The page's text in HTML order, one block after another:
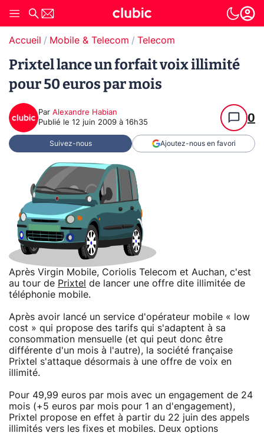
Accueil Mobile & Telecom Telecom
Prixtel lance un forfait voix illimité
pour 50 euros par mois
Par Alexandre Habian
Publié le 12 juin 2009 à 16h35 0
Suivez-nous Ajoutez-nous en favori
Après Virgin Mobile, Coriolis Telecom et Auchan, c'est
au tour de Prixtel de lancer une offre dite illimitée de
téléphonie mobile.
Après avoir lancé un service d'opérateur mobile « low
cost » qui propose des tarifs qui s'adaptent à sa
consommation mensuelle (et qui peut donc être
différente d'un mois à l'autre), la société française
Prixtel s'attaque désormais à une offre de voix en
illimité.
Pour 49,99 euros par mois avec un engagement de 24
mois (+5 euros par mois pour 1 an d'engagement),
Prixtel propose en effet à partir du 22 juin des appels
illimités vers les fixes et mobiles. Deux options